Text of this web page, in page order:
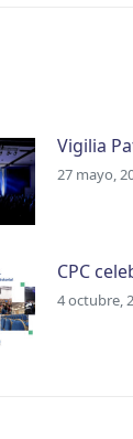
Vigilia
27 mayo,
CPC
4 octubre,